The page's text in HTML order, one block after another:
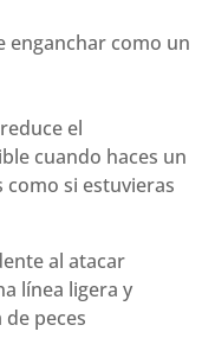
enganchar como un
el
cuando haces un
si estuvieras
al atacar
línea ligera y
peces